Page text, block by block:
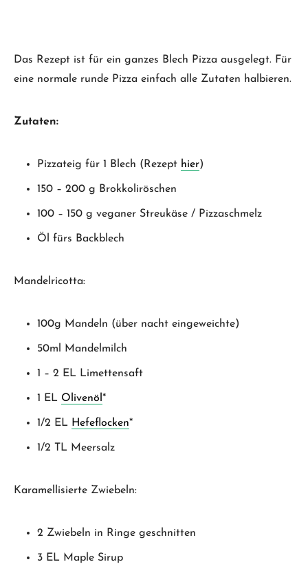
Das Rezept ist für ein ganzes Blech Pizza ausgelegt. Für
eine normale runde Pizza einfach alle Zutaten halbieren.
Zutaten:
Pizzateig für 1 Blech (Rezept hier)
150 – 200 g Brokkoliröschen
100 – 150 g veganer Streukäse / Pizzaschmelz
Öl fürs Backblech
Mandelricotta:
100g Mandeln (über nacht eingeweichte)
50ml Mandelmilch
1 – 2 EL Limettensaft
1 EL Olivenöl*
1/2 EL Hefeflocken*
1/2 TL Meersalz
Karamellisierte Zwiebeln:
2 Zwiebeln in Ringe geschnitten
3 EL Maple Sirup